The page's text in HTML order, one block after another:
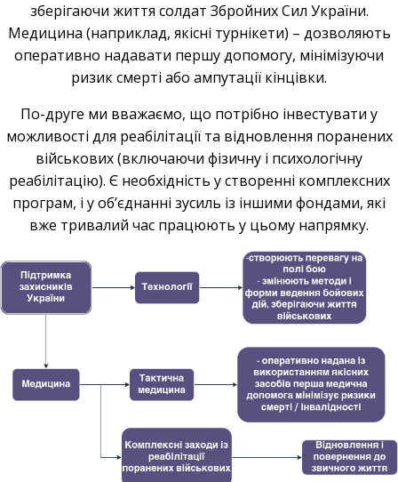
зберігаючи життя солдат Збройних Сил України.
Медицина (наприклад, якісні турнікети) – дозволяють
оперативно надавати першу допомогу, мінімізуючи
ризик смерті або ампутації кінцівки.
По-друге ми вважаємо, що потрібно інвестувати у
можливості для реабілітації та відновлення поранених
військових (включаючи фізичну і психологічну
реабілітацію). Є необхідність у створенні комплексних
програм, і у об’єднанні зусиль із іншими фондами, які
вже тривалий час працюють у цьому напрямку.